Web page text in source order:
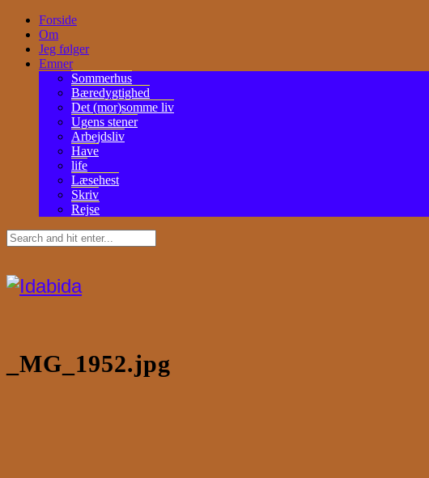
Forside
Om
Jeg følger
Emner
Sommerhus
Bæredygtighed
Det (mor)somme liv
Ugens stener
Arbejdsliv
Have
life
Læsehest
Skriv
Rejse
_MG_1952.jpg